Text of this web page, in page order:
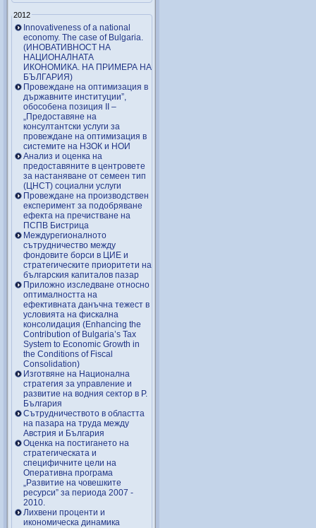
2012
Innovativeness of a national
economy. The case of Bulgaria.
(ИНОВАТИВНОСТ НА
НАЦИОНАЛНАТА
ИКОНОМИКА. НА ПРИМЕРА НА
БЪЛГАРИЯ)
Провеждане на оптимизация в
държавните институции”,
обособена позиция ІІ –
„Предоставяне на
консултантски услуги за
провеждане на оптимизация в
системите на НЗОК и НОИ
Анализ и оценка на
предоставяните в центровете
за настаняване от семеен тип
(ЦНСТ) социални услуги
Провеждане на производствен
експеримент за подобряване
ефекта на пречистване на
ПСПВ Бистрица
Междурегионалното
сътрудничество между
фондовите борси в ЦИЕ и
стратегическите приоритети на
българския капиталов пазар
Приложно изследване относно
оптималността на
ефективната данъчна тежест в
условията на фискална
консолидация (Enhancing the
Contribution of Bulgaria’s Tax
System to Economic Growth in
the Conditions of Fiscal
Consolidation)
Изготвяне на Национална
стратегия за управление и
развитие на водния сектор в Р.
България
Сътрудничеството в областта
на пазара на труда между
Австрия и България
Оценка на постигането на
стратегическата и
специфичните цели на
Оперативна програма
„Развитие на човешките
ресурси” за периода 2007 ‑
2010.
Лихвени проценти и
икономическа динамика